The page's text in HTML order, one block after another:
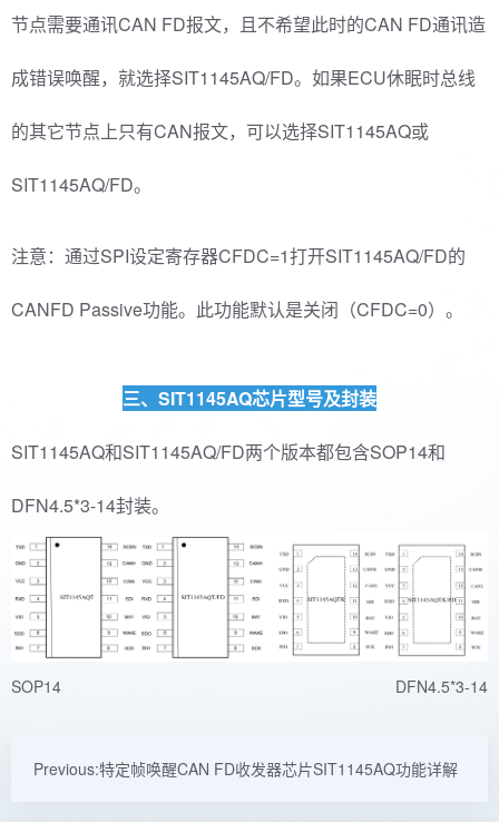
节点需要通讯CAN FD报文，且不希望此时的CAN FD通讯造
成错误唤醒，就选择SIT1145AQ/FD。如果ECU休眠时总线
的其它节点上只有CAN报文，可以选择SIT1145AQ或
SIT1145AQ/FD。
注意：通过SPI设定寄存器CFDC=1打开SIT1145AQ/FD的
CANFD Passive功能。此功能默认是关闭（CFDC=0）。
三、SIT1145AQ芯片型号及封装
SIT1145AQ和SIT1145AQ/FD两个版本都包含SOP14和
DFN4.5*3-14封装。
SOP14 DFN4.5*3-14
Previous:特定帧唤醒CAN FD收发器芯片SIT1145AQ功能详解